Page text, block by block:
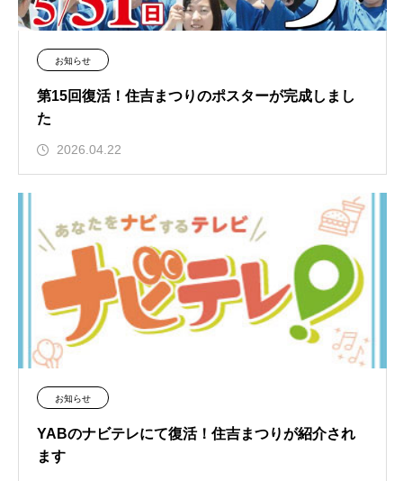
お知らせ
第15回復活！住吉まつりのポスターが完成しまし
た
2026.04.22
お知らせ
YABのナビテレにて復活！住吉まつりが紹介され
ます